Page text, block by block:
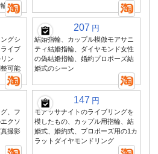
グシ
イブ
ン
可能
207 円
結婚指輪、カップル模倣モアサニ
ティ結婚指輪、ダイヤモンド女性
の偽結婚指輪、婚約プロポーズ結
婚式のシーン
、フ
クソ
撮影
147 円
モアッサナイトのライブリングを
模したもの、カップル用指輪、結
婚式、婚約式、プロポーズ用の1カ
ラットダイヤモンドリング